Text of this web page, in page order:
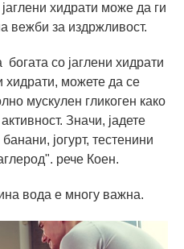
хидрати може да ги
вежби за издржливост.
со јаглени хидрати
хидрати, можете да се
мускулен гликоген како
Значи, јадете
јогурт, тестенини
рече Коен.
вода е многу важна.